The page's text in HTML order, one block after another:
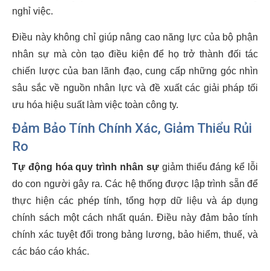
nghỉ việc.
Điều này không chỉ giúp nâng cao năng lực của bộ phận
nhân sự mà còn tạo điều kiện để họ trở thành đối tác
chiến lược của ban lãnh đạo, cung cấp những góc nhìn
sâu sắc về nguồn nhân lực và đề xuất các giải pháp tối
ưu hóa hiệu suất làm việc toàn công ty.
Đảm Bảo Tính Chính Xác, Giảm Thiểu Rủi
Ro
Tự động hóa quy trình nhân sựgiảm thiểu đáng kể lỗi
do con người gây ra. Các hệ thống được lập trình sẵn để
thực hiện các phép tính, tổng hợp dữ liệu và áp dụng
chính sách một cách nhất quán. Điều này đảm bảo tính
chính xác tuyệt đối trong bảng lương, bảo hiểm, thuế, và
các báo cáo khác.